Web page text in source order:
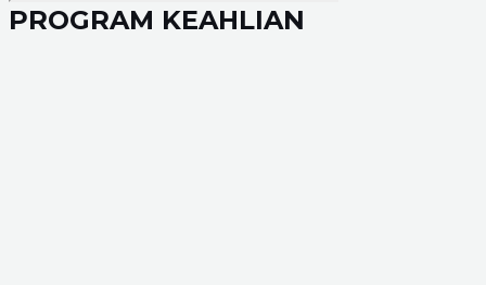
PROGRAM KEAHLIAN